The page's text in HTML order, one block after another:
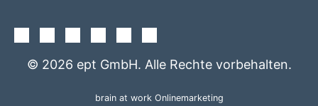
© 2026 ept GmbH. Alle Rechte vorbehalten.
brain at work Onlinemarketing